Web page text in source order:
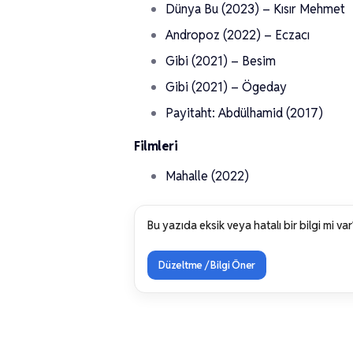
Dünya Bu (2023) – Kısır Mehmet
Andropoz (2022) – Eczacı
Gibi (2021) – Besim
Gibi (2021) – Ögeday
Payitaht: Abdülhamid (2017)
Filmleri
Mahalle (2022)
Bu yazıda eksik veya hatalı bir bilgi mi
Düzeltme / Bilgi Öner